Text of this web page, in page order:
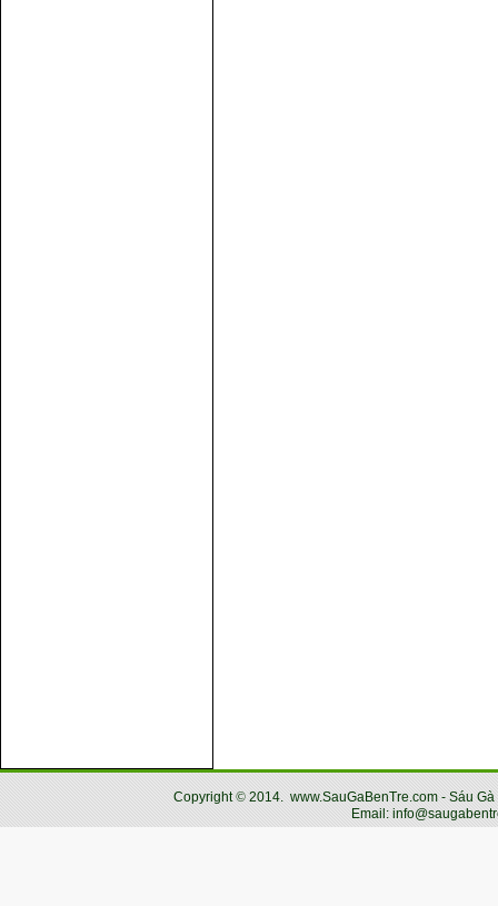
Copyright© 2014. www.SauGaBenTre.com - Sáu
Email: